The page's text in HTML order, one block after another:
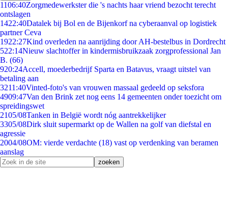
1106:40Zorgmedewerkster die 's nachts haar vriend bezocht terecht
ontslagen
1422:40Datalek bij Bol en de Bijenkorf na cyberaanval op logistiek
partner Ceva
1922:27Kind overleden na aanrijding door AH-bestelbus in Dordrecht
522:14Nieuw slachtoffer in kindermisbruikzaak zorgprofessional Jan
B. (66)
920:24Accell, moederbedrijf Sparta en Batavus, vraagt uitstel van
betaling aan
3211:40Vinted-foto's van vrouwen massaal gedeeld op seksfora
4909:47Van den Brink zet nog eens 14 gemeenten onder toezicht om
spreidingswet
2105/08Tanken in België wordt nóg aantrekkelijker
3305/08Dirk sluit supermarkt op de Wallen na golf van diefstal en
agressie
2004/08OM: vierde verdachte (18) vast op verdenking van beramen
aanslag